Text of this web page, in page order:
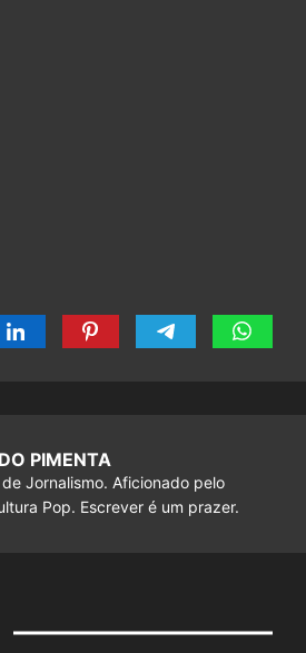
PIMENTA
Jornalismo. Aficionado pelo
Pop. Escrever é um prazer.